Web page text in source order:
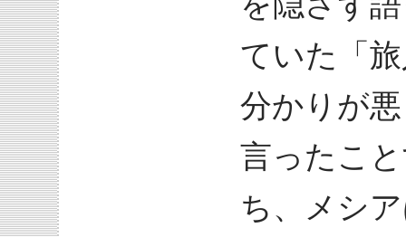
ていた「
分かりが
言ったこ
ち、メシ